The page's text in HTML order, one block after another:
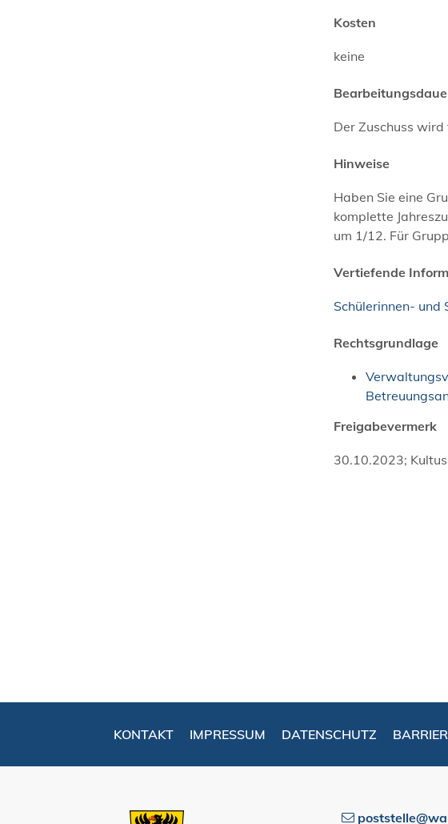
Kosten
keine
Der Zuschuss
Hinweise
Haben Sie eine
komplette
um 1/12. Für
Vertiefende
Schülerinnen- und
Rechtsgrundlage
Freigabevermerk
30.10.2023;
KONTAKT IMPRESSUM DATENSCHUTZ